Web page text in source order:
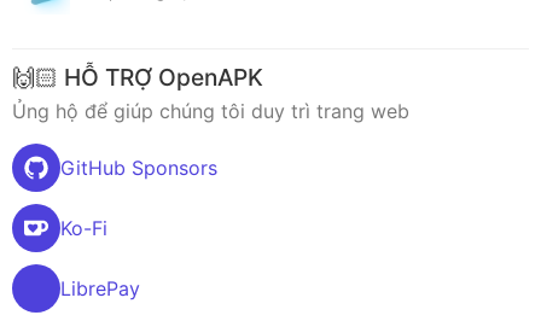
🙌🏻 HỖ TRỢ OpenAPK
Ủng hộ để giúp chúng tôi duy trì trang web
GitHub Sponsors
Ko-Fi
LibrePay